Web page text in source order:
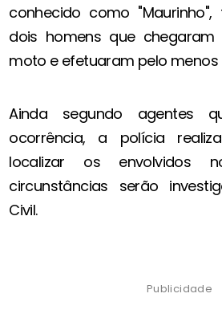
conhecido como
dois homens que
moto e efetuaram pelo menos
Ainda segundo agentes
ocorrência, a polícia
localizar os envolvidos
circunstâncias serão
Civil.
Publicidade